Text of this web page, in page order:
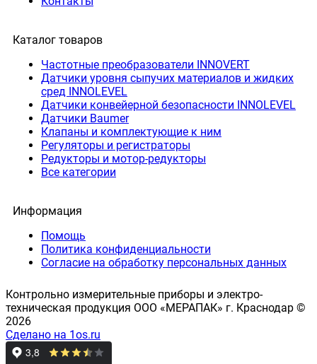
Каталог товаров
Частотные преобразователи INNOVERT
Датчики уровня сыпучих материалов и жидких
сред INNOLEVEL
Датчики конвейерной безопасности INNOLEVEL
Датчики Baumer
Клапаны и комплектующие к ним
Регуляторы и регистраторы
Редукторы и мотор-редукторы
Все категории
Информация
Помощь
Политика конфиденциальности
Согласие на обработку персональных данных
Контрольно измерительные приборы и электро-
техническая продукция ООО «МЕРАПАК» г. Краснодар ©
2026
Сделано на 1os.ru